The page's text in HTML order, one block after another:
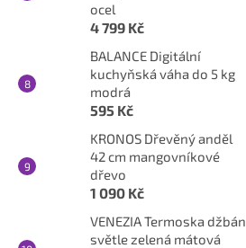
ocel
4 799 Kč
BALANCE Digitální
kuchyňská váha do 5 kg
modrá
595 Kč
KRONOS Dřevěný anděl
42 cm mangovníkové
dřevo
1 090 Kč
VENEZIA Termoska džbán
světle zelená mátová